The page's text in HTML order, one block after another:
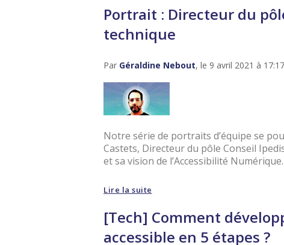
Portrait : Directeur du
technique
Par Géraldine Nebout, le 9 avril 2021 à 17:17
Notre série de portraits d’équipe se
Castets, Directeur du pôle Conseil
et sa vision de l’Accessibilité Numérique.
Lire la suite
[Tech] Comment
accessible en 5 étapes ?